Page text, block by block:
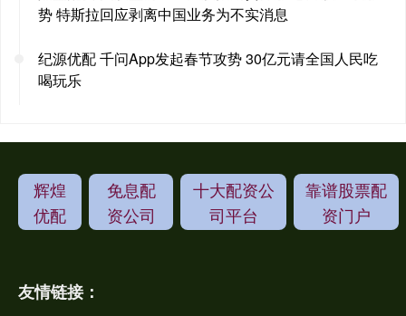
势 特斯拉回应剥离中国业务为不实消息
纪源优配 千问App发起春节攻势 30亿元请全国人民吃
喝玩乐
辉煌
优配
免息配
资公司
十大配资公
司平台
靠谱股票配
资门户
友情链接：